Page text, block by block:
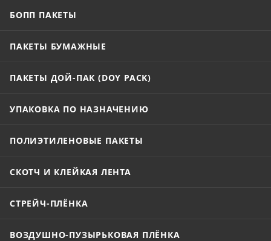
БОПП ПАКЕТЫ
ПАКЕТЫ БУМАЖНЫЕ
ПАКЕТЫ ДОЙ-ПАК (DOY PACK)
УПАКОВКА ПО НАЗНАЧЕНИЮ
ПОЛИЭТИЛЕНОВЫЕ ПАКЕТЫ
СКОТЧ И КЛЕЙКАЯ ЛЕНТА
СТРЕЙЧ-ПЛЁНКА
ВОЗДУШНО-ПУЗЫРЬКОВАЯ ПЛЁНКА